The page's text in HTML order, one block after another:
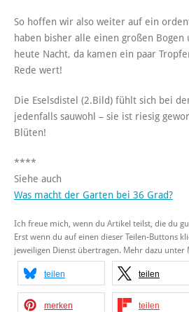
So hoffen wir also weiter auf ein
haben bisher alle einen großen Bogen
heute Nacht, da kamen ein paar
Rede wert!
Die Eselsdistel (2.Bild) fühlt sich bei
jedenfalls sauwohl – sie ist riesig
Blüten!
****
Siehe auch
Was macht der Garten bei 36 Grad?
Ich freue mich, wenn du Artikel teilst, die du
Erst wenn du auf einen dieser Teilen-Buttons
jeweiligen Dienst übertragen. Mehr dazu
teilen teilen
merken teilen